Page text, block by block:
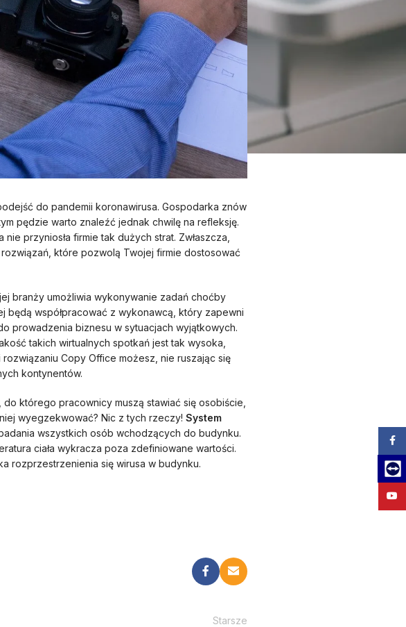
do pandemii koronawirusa. Gospodarka znów
pędzie warto znaleźć jednak chwilę na refleksję.
przyniosła firmie tak dużych strat. Zwłaszcza,
które pozwolą Twojej firmie dostosować
branży umożliwia wykonywanie zadań choćby
będą współpracować z wykonawcą, który zapewni
prowadzenia biznesu w sytuacjach wyjątkowych.
takich wirtualnych spotkań jest tak wysoka,
Copy Office możesz, nie ruszając się
kontynentów.
którego pracownicy muszą stawiać się osobiście,
wyegzekwować? Nic z tych rzeczy! System
wszystkich osób wchodzących do budynku.
ciała wykracza poza zdefiniowane wartości.
rozprzestrzenienia się wirusa w budynku.
Starsze